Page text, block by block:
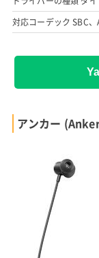
対応コーデック SBC
アンカー